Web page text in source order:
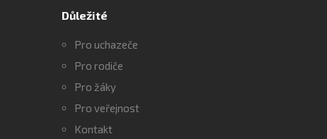
Důležité
Pro uchazeče
Pro rodiče
Pro žáky
Pro veřejnost
Kontakt